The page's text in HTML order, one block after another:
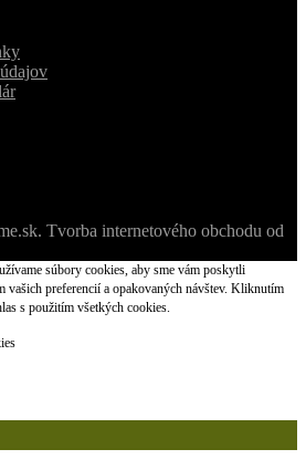
Tvorba internetového obchodu od
súbory cookies, aby sme vám poskytli
vašich preferencií a opakovaných návštev. Kliknutím
s použitím všetkých cookies.